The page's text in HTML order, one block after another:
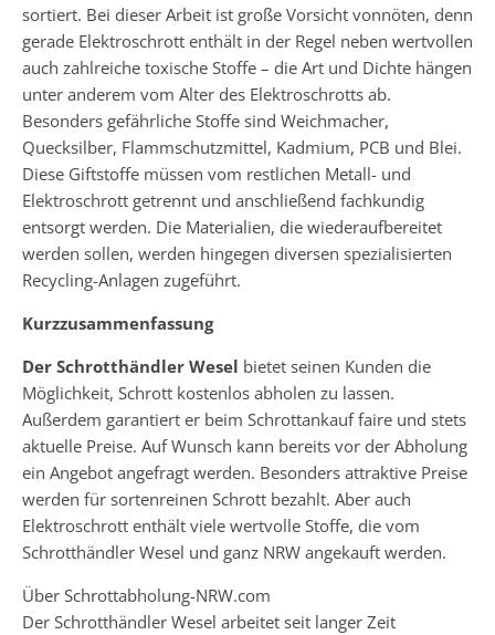
sortiert. Bei dieser Arbeit ist große Vorsicht vonnöten, denn
gerade Elektroschrott enthält in der Regel neben wertvollen
auch zahlreiche toxische Stoffe – die Art und Dichte hängen
unter anderem vom Alter des Elektroschrotts ab.
Besonders gefährliche Stoffe sind Weichmacher,
Quecksilber, Flammschutzmittel, Kadmium, PCB und Blei.
Diese Giftstoffe müssen vom restlichen Metall- und
Elektroschrott getrennt und anschließend fachkundig
entsorgt werden. Die Materialien, die wiederaufbereitet
werden sollen, werden hingegen diversen spezialisierten
Recycling-Anlagen zugeführt.
Kurzzusammenfassung
Der Schrotthändler Wesel bietet seinen Kunden die
Möglichkeit, Schrott kostenlos abholen zu lassen.
Außerdem garantiert er beim Schrottankauf faire und stets
aktuelle Preise. Auf Wunsch kann bereits vor der Abholung
ein Angebot angefragt werden. Besonders attraktive Preise
werden für sortenreinen Schrott bezahlt. Aber auch
Elektroschrott enthält viele wertvolle Stoffe, die vom
Schrotthändler Wesel und ganz NRW angekauft werden.
Über Schrottabholung-NRW.com
Der Schrotthändler Wesel arbeitet seit langer Zeit